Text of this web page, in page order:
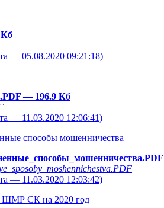
— 05.08.2020 09:21:18)
— 196.9 Кб
— 11.03.2020 12:06:41)
способы мошенничества
— 11.03.2020 12:03:42)
СК на 2020 год